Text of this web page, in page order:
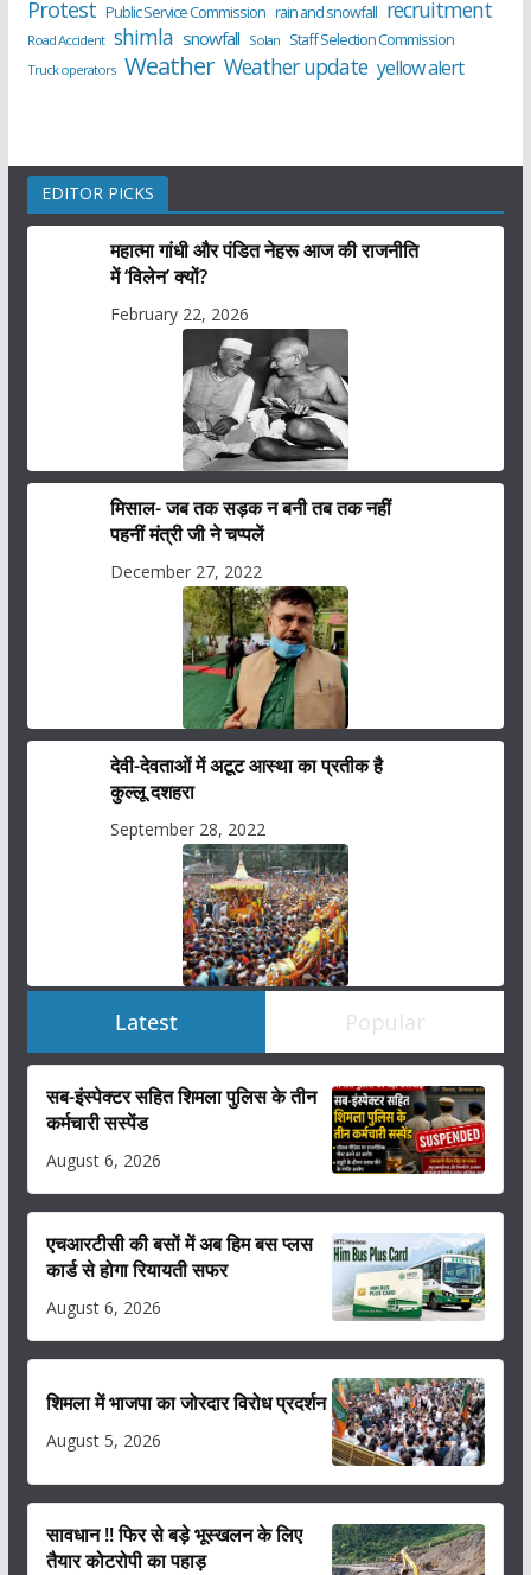
Protest Public Service Commission rain and snowfall recruitment
Road Accident shimla snowfall Solan Staff Selection Commission
Truck operators Weather Weather update yellow alert
EDITOR PICKS
महात्मा गांधी और पंडित नेहरू आज की राजनीति
में ‘विलेन’ क्यों?
February 22, 2026
मिसाल- जब तक सड़क न बनी तब तक नहीं
पहनीं मंत्री जी ने चप्पलें
December 27, 2022
देवी-देवताओं में अटूट आस्था का प्रतीक है
कुल्लू दशहरा
September 28, 2022
Latest Popular
सब-इंस्पेक्टर सहित शिमला पुलिस के तीन
कर्मचारी सस्पेंड
August 6, 2026
एचआरटीसी की बसों में अब हिम बस प्लस
कार्ड से होगा रियायती सफर
August 6, 2026
शिमला में भाजपा का जोरदार विरोध प्रदर्शन
August 5, 2026
सावधान !! फिर से बड़े भूस्खलन के लिए
तैयार कोटरोपी का पहाड़